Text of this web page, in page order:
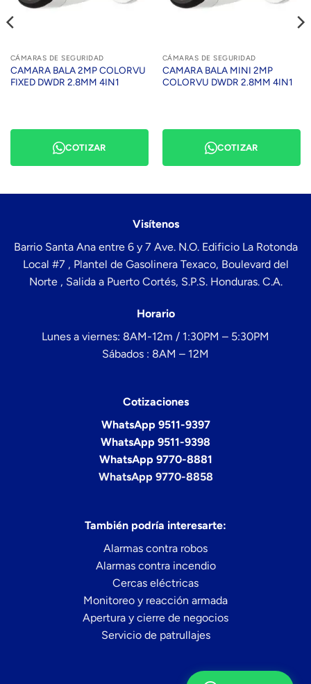
CÁMARAS DE SEGURIDAD
CAMARA BALA 2MP COLORVU
FIXED DWDR 2.8MM 4IN1
COTIZAR
CÁMARAS DE SEGURIDAD
CAMARA BALA MINI 2MP
COLORVU DWDR 2.8MM 4IN1
COTIZAR
Visítenos
Barrio Santa Ana entre 6 y 7 Ave. N.O. Edificio La Rotonda
Local #7 , Plantel de Gasolinera Texaco, Boulevard del
Norte , Salida a Puerto Cortés, S.P.S. Honduras. C.A.
Horario
Lunes a viernes: 8AM-12m / 1:30PM – 5:30PM
Sábados : 8AM – 12M
Cotizaciones
WhatsApp 9511-9397
WhatsApp 9511-9398
WhatsApp 9770-8881
WhatsApp 9770-8858
También podría interesarte:
Alarmas contra robos
Alarmas contra incendio
Cercas eléctricas
Monitoreo y reacción armada
Apertura y cierre de negocios
Servicio de patrullajes